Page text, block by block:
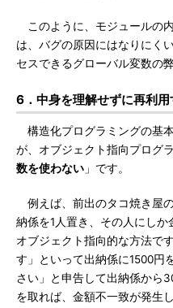
このように、モジュールの
は、バグの原因にはなりにく
セスできるグローバル変数の
6．中身を理解せずに再利用
構造化プログラミングの基
が、オブジェクト指向プログ
数を使わない 」です。
例えば、前出のタコ焼き屋
納係を1人置き、その人にし
オブジェクト指向的な方法で
す」といって出納係に1500円
さい」と申告して出納係から
を取れば、金額不一致が発生